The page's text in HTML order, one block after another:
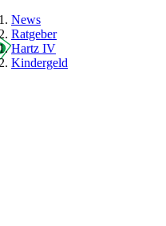
News
Ratgeber
Hartz IV
Kindergeld